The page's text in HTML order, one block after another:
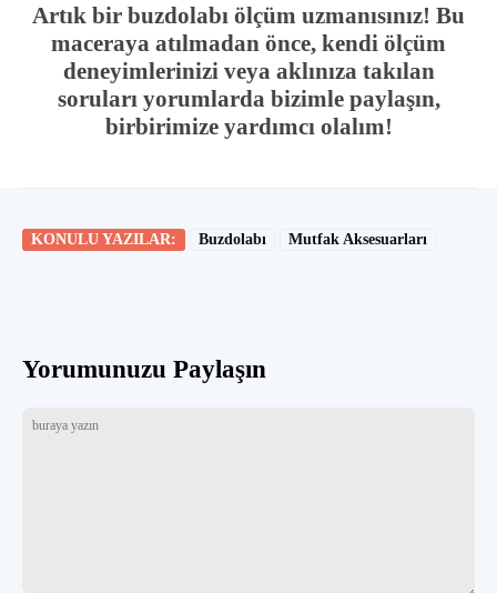
Artık bir buzdolabı ölçüm uzmanısınız! Bu
maceraya atılmadan önce, kendi ölçüm
deneyimlerinizi veya aklınıza takılan
soruları yorumlarda bizimle paylaşın,
birbirimize yardımcı olalım!
KONULU YAZILAR: Buzdolabı Mutfak Aksesuarları
Yorumunuzu Paylaşın